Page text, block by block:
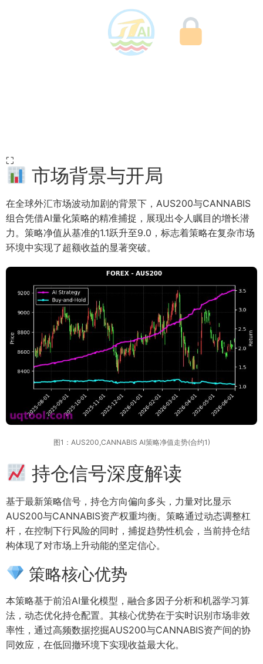
⛶
市场背景与开局
在全球外汇市场波动加剧的背景下，AUS200与CANNABIS
组合凭借AI量化策略的精准捕捉，展现出令人瞩目的增长潜
力。策略净值从基准的1.1跃升至9.0，标志着策略在复杂市场
环境中实现了超额收益的显著突破。
图1：AUS200,CANNABIS AI策略净值走势(合约1)
持仓信号深度解读
基于最新策略信号，持仓方向偏向多头，力量对比显示
AUS200与CANNABIS资产权重均衡。策略通过动态调整杠
杆，在控制下行风险的同时，捕捉趋势性机会，当前持仓结
构体现了对市场上升动能的坚定信心。
策略核心优势
本策略基于前沿AI量化模型，融合多因子分析和机器学习算
法，动态优化持仓配置。其核心优势在于实时识别市场非效
率性，通过高频数据挖掘AUS200与CANNABIS资产间的协
同效应，在低回撤环境下实现收益最大化。